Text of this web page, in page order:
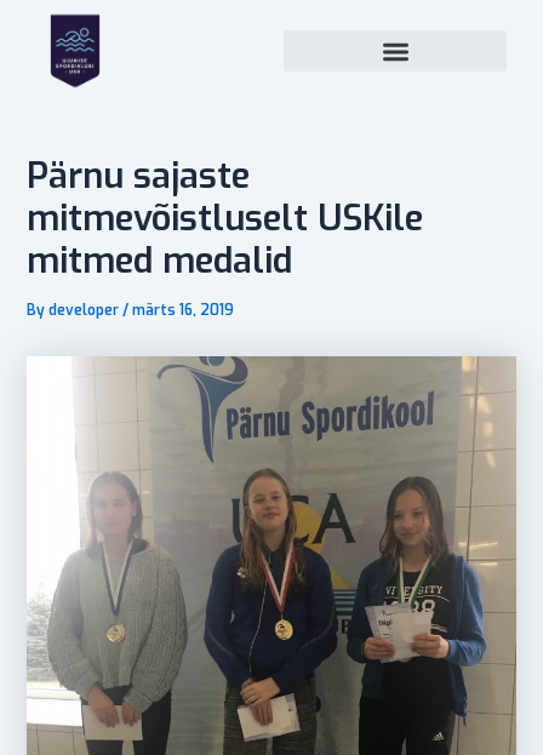
content
Pärnu sajaste
mitmevõistluselt USKile
mitmed medalid
Bydeveloper/märts 16, 2019
navigation